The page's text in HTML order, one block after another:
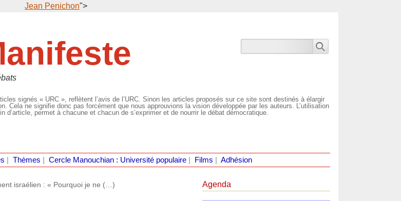
Jean Penichon">
signés « URC », reflètent l’avis de l’URC. Sinon les articles proposés sur ce site sont destinés à élargir
Cela ne signifie donc pas forcément que nous approuvions la vision développée par les auteurs. L’utilisation
d’article, permet à chacune et chacun de s’exprimer et de nourrir le débat démocratique.
Thèmes Cercle Manouchian : Université populaire| Films Adhésion
israélien : « Pourquoi je ne (…) Agenda